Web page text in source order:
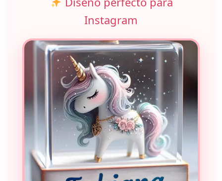
Instagram